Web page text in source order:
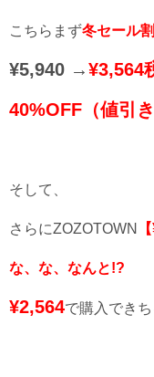
こちらまず冬セール割
¥5,940 →¥3,564
40%OFF （値引
そして、
さらにZOZOTOWN
な、な、なんと!?
¥2,564で購入できち